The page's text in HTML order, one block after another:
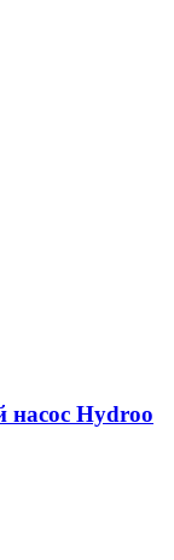
насос Hydroo